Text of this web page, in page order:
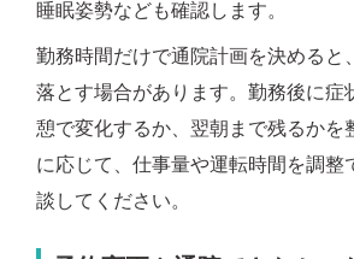
睡眠姿勢なども確認します。
勤務時間だけで通院計画を決めると
落とす場合があります。勤務後に症
憩で変化するか、翌朝まで残るかを
に応じて、仕事量や運転時間を調整
談してください。